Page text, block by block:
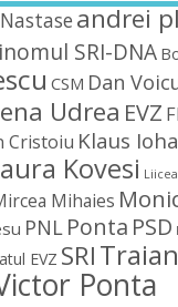
andrei
SRI-DNA
CSM Dan
Udrea EVZ
Cristoiu Klaus
Kovesi
Mihaies
PNL Ponta PSD
EVZ SRI
Ponta